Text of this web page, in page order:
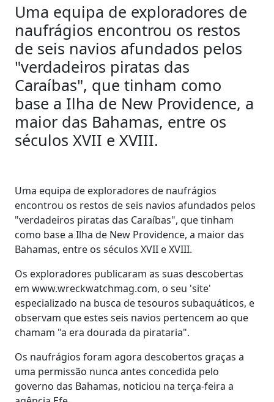
Uma equipa de exploradores de
naufrágios encontrou os restos
de seis navios afundados pelos
"verdadeiros piratas das
Caraíbas", que tinham como
base a Ilha de New Providence, a
maior das Bahamas, entre os
séculos XVII e XVIII.
Uma equipa de exploradores de naufrágios
encontrou os restos de seis navios afundados pelos
"verdadeiros piratas das Caraíbas", que tinham
como base a Ilha de New Providence, a maior das
Bahamas, entre os séculos XVII e XVIII.
Os exploradores publicaram as suas descobertas
em www.wreckwatchmag.com, o seu 'site'
especializado na busca de tesouros subaquáticos, e
observam que estes seis navios pertencem ao que
chamam "a era dourada da pirataria".
Os naufrágios foram agora descobertos graças a
uma permissão nunca antes concedida pelo
governo das Bahamas, noticiou na terça-feira a